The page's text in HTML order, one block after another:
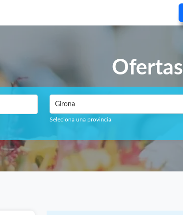
Ofertas
Girona
Seleciona una provincia